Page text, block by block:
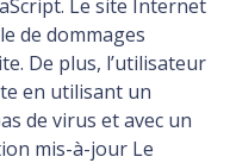
Le site Internet
de dommages
De plus, l’utilisateur
en utilisant un
de virus et avec un
mis-à-jour Le